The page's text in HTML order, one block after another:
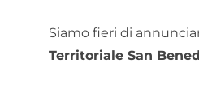
Siamo fieri di
Territoriale San